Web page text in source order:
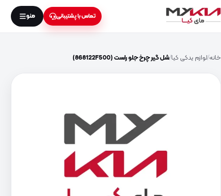
تماس با پشتیبانی منو
خانه لوازم یدکی کیا شل گیر چرخ جلو راست (868122F500)